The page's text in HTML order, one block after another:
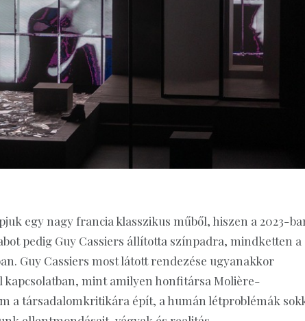
egy nagy francia klasszikus műből, hiszen a 2023-
pedig Guy Cassiers állította színpadra, mindketten a
Guy Cassiers most látott rendezése ugyanakkor
kapcsolatban, mint amilyen honfitársa Molière-
a társadalomkritikára épít, a humán létproblémák